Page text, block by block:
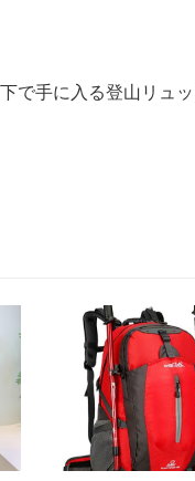
で手に入る登山リュッ